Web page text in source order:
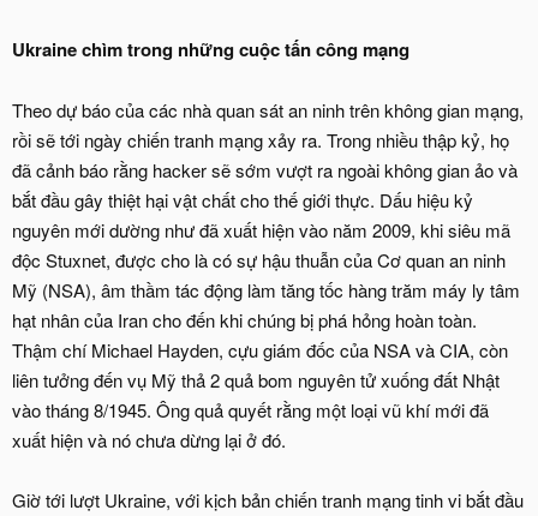
Ukraine chìm trong những cuộc tấn công mạng
Theo dự báo của các nhà quan sát an ninh trên không gian mạng,
rồi sẽ tới ngày chiến tranh mạng xảy ra. Trong nhiều thập kỷ, họ
đã cảnh báo rằng hacker sẽ sớm vượt ra ngoài không gian ảo và
bắt đầu gây thiệt hại vật chất cho thế giới thực. Dấu hiệu kỷ
nguyên mới dường như đã xuất hiện vào năm 2009, khi siêu mã
độc Stuxnet, được cho là có sự hậu thuẫn của Cơ quan an ninh
Mỹ (NSA), âm thầm tác động làm tăng tốc hàng trăm máy ly tâm
hạt nhân của Iran cho đến khi chúng bị phá hỏng hoàn toàn.
Thậm chí Michael Hayden, cựu giám đốc của NSA và CIA, còn
liên tưởng đến vụ Mỹ thả 2 quả bom nguyên tử xuống đất Nhật
vào tháng 8/1945. Ông quả quyết rằng một loại vũ khí mới đã
xuất hiện và nó chưa dừng lại ở đó.
Giờ tới lượt Ukraine, với kịch bản chiến tranh mạng tinh vi bắt đầu